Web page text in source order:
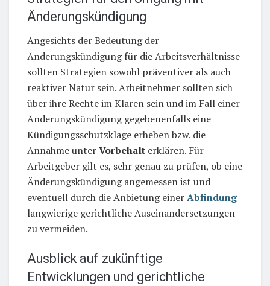
Änderungskündigung
Angesichts der Bedeutung der
Änderungskündigung für die Arbeitsverhältnisse
sollten Strategien sowohl präventiver als auch
reaktiver Natur sein. Arbeitnehmer sollten sich
über ihre Rechte im Klaren sein und im Fall einer
Änderungskündigung gegebenenfalls eine
Kündigungsschutzklage erheben bzw. die
Annahme unterVorbehalt erklären. Für
Arbeitgeber gilt es, sehr genau zu prüfen, ob eine
Änderungskündigung angemessen ist und
eventuell durch die Anbietung einerAbfindung
langwierige gerichtliche Auseinandersetzungen
zu vermeiden.
Ausblick auf zukünftige
Entwicklungen und gerichtliche